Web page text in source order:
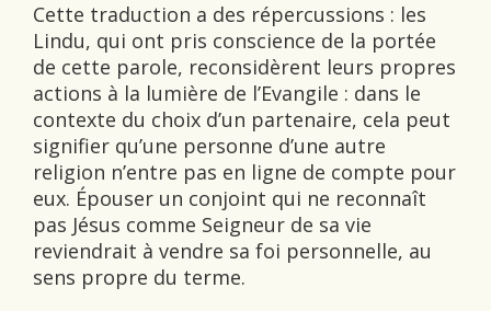
Cette traduction a des répercussions : les
Lindu, qui ont pris conscience de la portée
de cette parole, reconsidèrent leurs propres
actions à la lumière de l’Evangile : dans le
contexte du choix d’un partenaire, cela peut
signifier qu’une personne d’une autre
religion n’entre pas en ligne de compte pour
eux. Épouser un conjoint qui ne reconnaît
pas Jésus comme Seigneur de sa vie
reviendrait à vendre sa foi personnelle, au
sens propre du terme.